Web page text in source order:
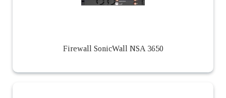
Firewall SonicWall NSA 3650